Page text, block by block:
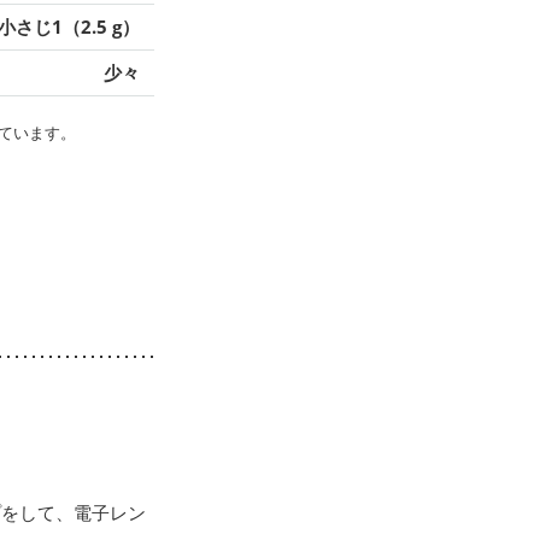
さじ1（2.5 g）
少々
ます。
して、電子レン